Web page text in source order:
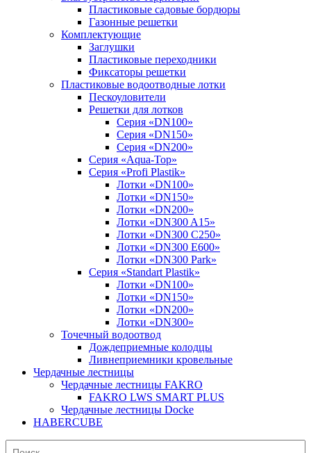
Пластиковые садовые бордюры
Газонные решетки
Комплектующие
Заглушки
Пластиковые переходники
Фиксаторы решетки
Пластиковые водоотводные лотки
Пескоуловители
Решетки для лотков
Серия «DN100»
Серия «DN150»
Серия «DN200»
Серия «Aqua-Top»
Серия «Profi Plastik»
Лотки «DN100»
Лотки «DN150»
Лотки «DN200»
Лотки «DN300 A15»
Лотки «DN300 C250»
Лотки «DN300 E600»
Лотки «DN300 Park»
Серия «Standart Plastik»
Лотки «DN100»
Лотки «DN150»
Лотки «DN200»
Лотки «DN300»
Точечный водоотвод
Дождеприемные колодцы
Ливнеприемники кровельные
Чердачные лестницы
Чердачные лестницы FAKRO
FAKRO LWS SMART PLUS
Чердачные лестницы Docke
HABERCUBE